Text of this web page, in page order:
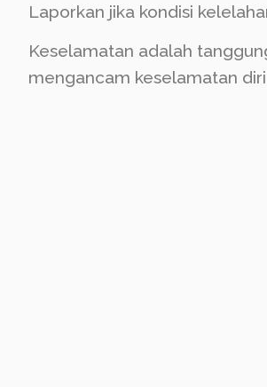
Laporkan jika kondisi
Keselamatan adalah
mengancam keselamatan